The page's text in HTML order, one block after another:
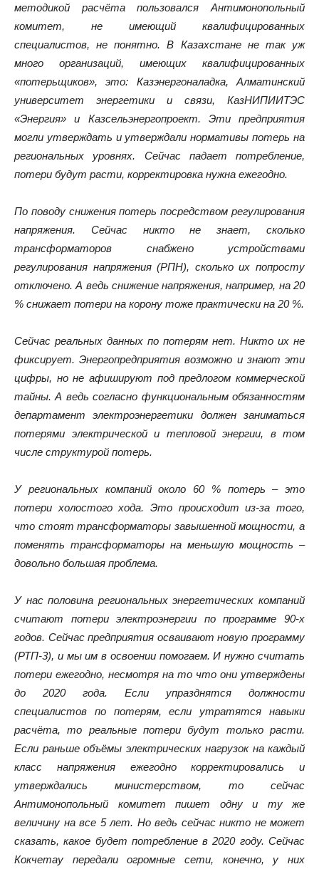
методикой расчёта пользовался Антимонопольный
комитет, не имеющий квалифицированных
специалистов, не понятно. В Казахстане не так уж
много организаций, имеющих квалифицированных
«потерьщиков», это: Казэнергоналадка, Алматинский
университет энергетики и связи, КазНИПИИТЭС
«Энергия» и Казсельэнергопроект. Эти предприятия
могли утверждать и утверждали нормативы потерь на
региональных уровнях. Сейчас падает потребление,
потери будут расти, корректировка нужна ежегодно.
По поводу снижения потерь посредством регулирования
напряжения. Сейчас никто не знает, сколько
трансформаторов снабжено устройствами
регулирования напряжения (РПН), сколько их попросту
отключено. А ведь снижение напряжения, например, на 20
% снижает потери на корону тоже практически на 20 %.
Сейчас реальных данных по потерям нет. Никто их не
фиксирует. Энергопредприятия возможно и знают эти
цифры, но не афишируют под предлогом коммерческой
тайны. А ведь согласно функциональным обязанностям
департамент электроэнергетики должен заниматься
потерями электрической и тепловой энергии, в том
числе структурой потерь.
У региональных компаний около 60 % потерь – это
потери холостого хода. Это происходит из-за того,
что стоят трансформаторы завышенной мощности, а
поменять трансформаторы на меньшую мощность –
довольно большая проблема.
У нас половина региональных энергетических компаний
считают потери электроэнергии по программе 90-х
годов. Сейчас предприятия осваивают новую программу
(РТП-3), и мы им в освоении помогаем. И нужно считать
потери ежегодно, несмотря на то что они утверждены
до 2020 года. Если упразднятся должности
специалистов по потерям, если утратятся навыки
расчёта, то реальные потери будут только расти.
Если раньше объёмы электрических нагрузок на каждый
класс напряжения ежегодно корректировались и
утверждались министерством, то сейчас
Антимонопольный комитет пишет одну и ту же
величину на все 5 лет. Но ведь сейчас никто не может
сказать, какое будет потребление в 2020 году. Сейчас
Кокчетау передали огромные сети, конечно, у них